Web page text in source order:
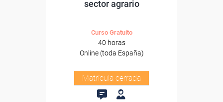
sector agrario
Curso Gratuito
40 horas
Online (toda España)
Matrícula cerrada